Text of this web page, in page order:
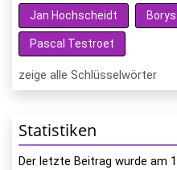
Jan Hochscheidt
Pascal Testroet
zeige alle Schlüsselwörter
Statistiken
Der letzte Beitrag wurde am